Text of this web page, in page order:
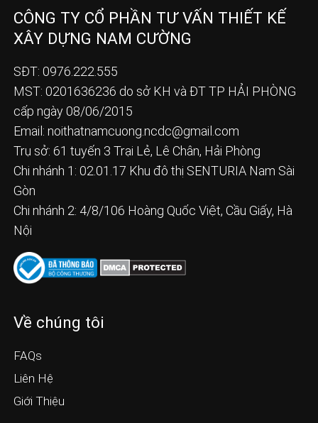
CÔNG TY CỔ PHẦN TƯ VẤN THIẾT KẾ
XÂY DỰNG NAM CƯỜNG
SĐT: 0976.222.555
MST: 0201636236 do sở KH và ĐT TP HẢI PHÒNG
cấp ngày 08/06/2015
Email: noithatnamcuong.ncdc@gmail.com
Trụ sở: 61 tuyến 3 Trại Lẻ, Lê Chân, Hải Phòng
Chi nhánh 1: 02.01.17 Khu đô thị SENTURIA Nam Sài
Gòn
Chi nhánh 2: 4/8/106 Hoàng Quốc Việt, Cầu Giấy, Hà
Nội
Về chúng tôi
FAQs
Liên Hệ
Giới Thiệu